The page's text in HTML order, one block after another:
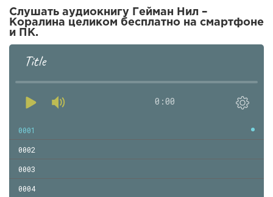
Слушать аудиокнигу Гейман Нил –
Коралина целиком бесплатно на смартфоне
и ПК.
Title
0:00
0001
0002
0003
0004